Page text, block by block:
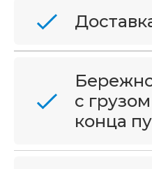
с
конца